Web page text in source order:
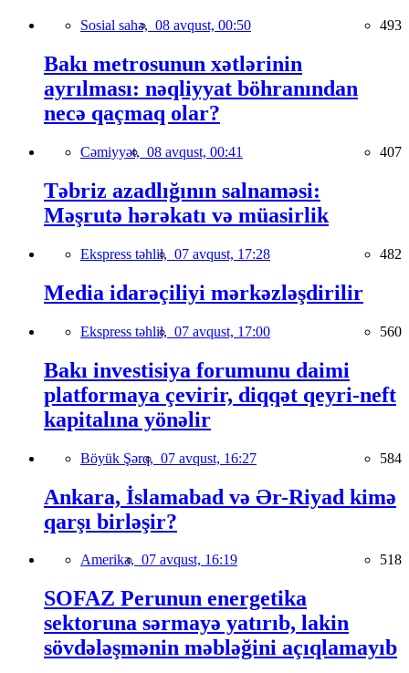
Sosial sahə, 08 avqust, 00:50 493
Bakı metrosunun xətlərinin
ayrılması: nəqliyyat böhranından
necə qaçmaq olar?
Cəmiyyət, 08 avqust, 00:41 407
Təbriz azadlığının salnaməsi:
Məşrutə hərəkatı və müasirlik
Ekspress təhlil, 07 avqust, 17:28 482
Media idarəçiliyi mərkəzləşdirilir
Ekspress təhlil, 07 avqust, 17:00 560
Bakı investisiya forumunu daimi
platformaya çevirir, diqqət qeyri-neft
kapitalına yönəlir
Böyük Şərq, 07 avqust, 16:27 584
Ankara, İslamabad və Ər-Riyad kimə
qarşı birləşir?
Amerika, 07 avqust, 16:19 518
SOFAZ Perunun energetika
sektoruna sərmayə yatırıb, lakin
sövdələşmənin məbləğini açıqlamayıb